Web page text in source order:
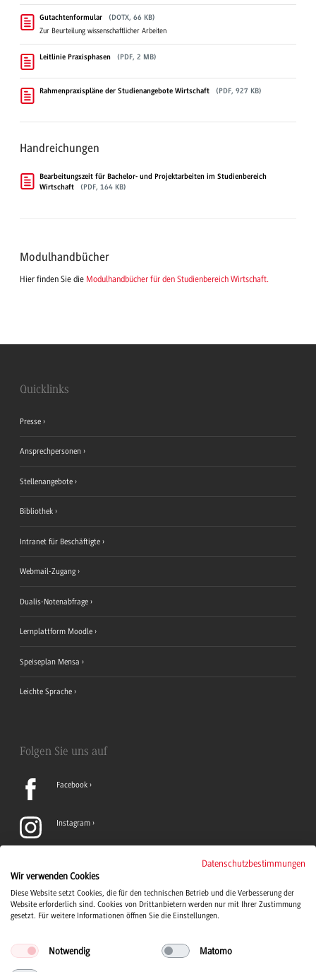
Gutachtenformular (DOTX, 66 KB)
Zur Beurteilung wissenschaftlicher Arbeiten
Leitlinie Praxisphasen (PDF, 2 MB)
Rahmenpraxispläne der Studienangebote Wirtschaft (PDF, 927 KB)
Handreichungen
Bearbeitungszeit für Bachelor- und Projektarbeiten im Studienbereich
Wirtschaft
(PDF, 164 KB)
Modulhandbücher
Hier finden Sie die Modulhandbücher für den Studienbereich Wirtschaft.
Quicklinks
Presse
Ansprechpersonen
Stellenangebote
Bibliothek
Intranet für Beschäftigte
Webmail-Zugang
Dualis-Notenabfrage
Lernplattform Moodle
Speiseplan Mensa
Leichte Sprache
Folgen Sie uns auf
Facebook
Instagram
TikTok
Datenschutzbestimmungen
Wir verwenden Cookies
Diese Website setzt Cookies, die für den technischen Betrieb und die Verbesserung der
Website erforderlich sind. Cookies von Drittanbietern werden nur mit Ihrer Zustimmung
gesetzt. Für weitere Informationen öffnen Sie die Einstellungen.
Notwendig Matomo